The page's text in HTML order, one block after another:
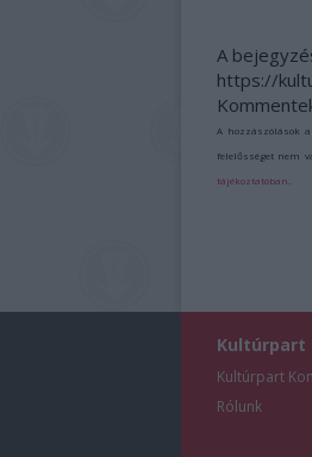
A
https://
A hozzászólások
felelősséget nem
tájékoztatóban
Kultúrpart
Kultúrpart
Rólunk